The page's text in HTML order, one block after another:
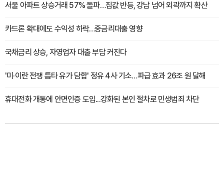
서울 아파트 상승거래 57% 돌파…집값 반등, 강남 넘어 외곽까지 확산
카드론 확대에도 수익성 하락…중금리대출 영향
국채금리 상승, 자영업자 대출 부담 커진다
'미·이란 전쟁 틈타 유가 담합' 정유 4사 기소…파급 효과 26조 원 달해
휴대전화 개통에 안면인증 도입...강화된 본인 절차로 민생범죄 차단